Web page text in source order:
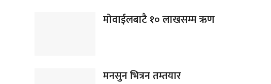
मोवाईलबाटै १० लाखसम्म ऋण
मनसुन भित्रन तम्तयार